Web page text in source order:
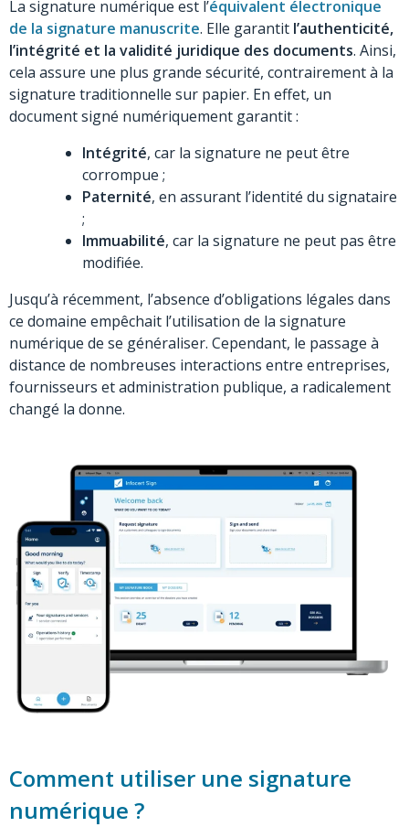
La signature numérique est l’équivalent électronique
de la signature manuscrite. Elle garantit l’authenticité,
l’intégrité et la validité juridique des documents. Ainsi,
cela assure une plus grande sécurité, contrairement à la
signature traditionnelle sur papier. En effet, un
document signé numériquement garantit :
Intégrité, car la signature ne peut être
corrompue ;
Paternité, en assurant l’identité du signataire
;
Immuabilité, car la signature ne peut pas être
modifiée.
Jusqu’à récemment, l’absence d’obligations légales dans
ce domaine empêchait l’utilisation de la signature
numérique de se généraliser. Cependant, le passage à
distance de nombreuses interactions entre entreprises,
fournisseurs et administration publique, a radicalement
changé la donne.
Comment utiliser une signature
numérique ?